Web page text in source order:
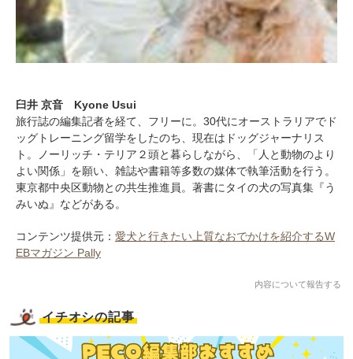
臼井 京音 Kyone Usui
旅行誌の編集記者を経て、フリーに。30代にオーストラリアでド
ッグトレーニング留学をしたのち、現在はドッグジャーナリス
ト。ノーリッチ・テリア２頭と暮らしながら、「人と動物のより
よい関係」を願い、雑誌や書籍等多数の媒体で執筆活動を行う。
東京都中央区動物との共生推進員。著書にタイの犬の写真集『う
みいぬ』などがある。
コンテンツ提供元： 愛犬と行きたい上質なおでかけを紹介するW
EBマガジン Pally
内容について報告する
イチオシの記事